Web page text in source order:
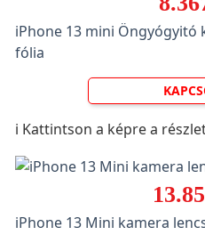
iPhone 13 mini Öngyógyitó
fólia
ℹ️ Kattintson a képre a
iPhone 13 Mini kamera